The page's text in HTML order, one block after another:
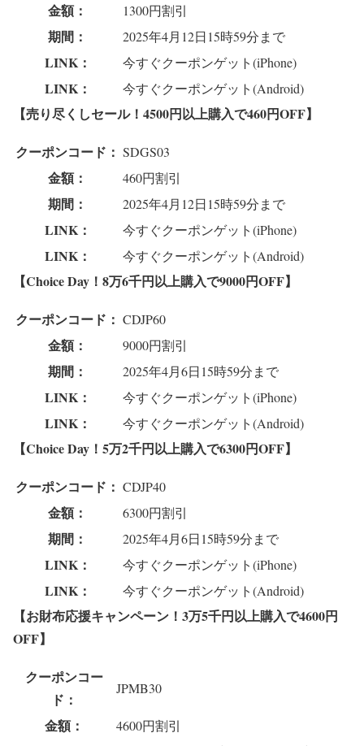
金額： 1300円割引
期間： 2025年4月12日15時59分まで
LINK： 今すぐクーポンゲット(iPhone)
LINK： 今すぐクーポンゲット(Android)
【売り尽くしセール！4500円以上購入で460円OFF】
クーポンコード： SDGS03
金額： 460円割引
期間： 2025年4月12日15時59分まで
LINK： 今すぐクーポンゲット(iPhone)
LINK： 今すぐクーポンゲット(Android)
【Choice Day！8万6千円以上購入で9000円OFF】
クーポンコード： CDJP60
金額： 9000円割引
期間： 2025年4月6日15時59分まで
LINK： 今すぐクーポンゲット(iPhone)
LINK： 今すぐクーポンゲット(Android)
【Choice Day！5万2千円以上購入で6300円OFF】
クーポンコード： CDJP40
金額： 6300円割引
期間： 2025年4月6日15時59分まで
LINK： 今すぐクーポンゲット(iPhone)
LINK： 今すぐクーポンゲット(Android)
【お財布応援キャンペーン！3万5千円以上購入で4600円
OFF】
クーポンコー
ド：
JPMB30
金額：
4600円割引